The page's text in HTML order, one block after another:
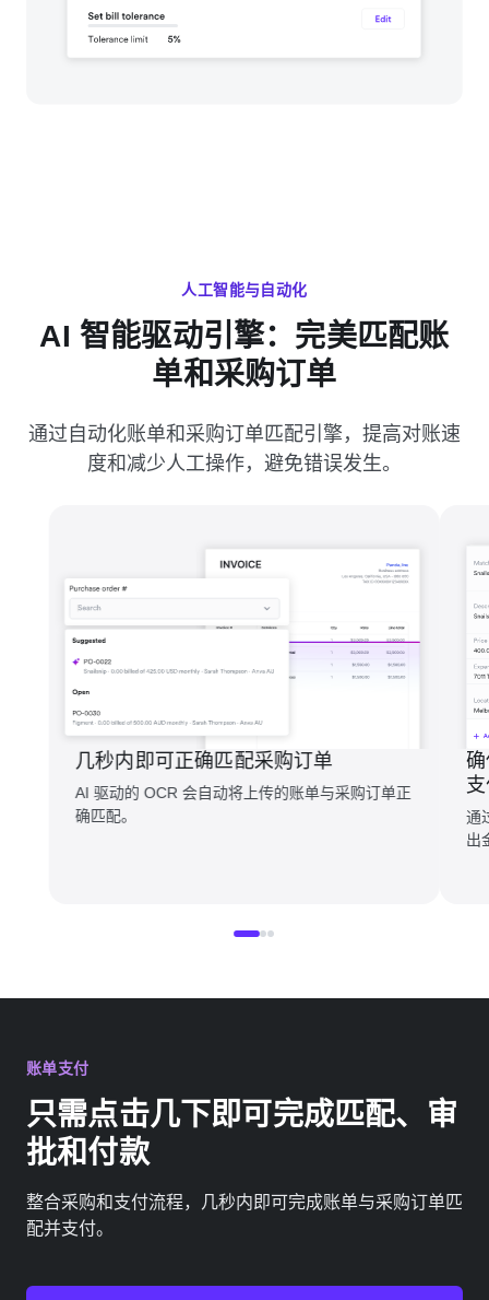
人工智能与自动化
AI 智能驱动引擎：完美匹配账
单和采购订单
通过自动化账单和采购订单匹配引擎，提高对账速
度和减少人工操作，避免错误发生。
几秒内即可正确匹配采购订单
AI 驱动的 OCR 会自动将上传的账单与采购订单正
确匹配。
通
出
账单支付
只需点击几下即可完成匹配、审
批和付款
整合采购和支付流程，几秒内即可完成账单与采购订单匹
配并支付。